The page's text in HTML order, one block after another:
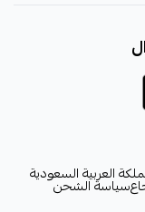
العربية السعودية
سياسة الشحن